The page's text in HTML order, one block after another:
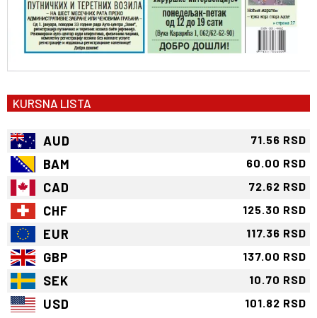
KURSNA LISTA
AUD 71.56 RSD
BAM 60.00 RSD
CAD 72.62 RSD
CHF 125.30 RSD
EUR 117.36 RSD
GBP 137.00 RSD
SEK 10.70 RSD
USD 101.82 RSD